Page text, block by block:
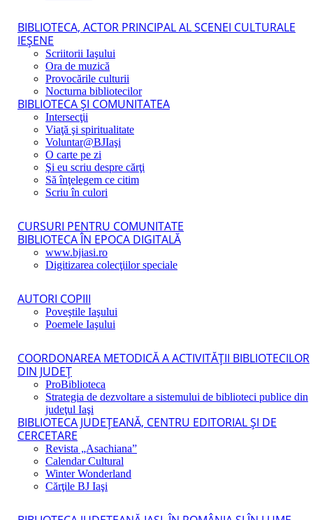
BIBLIOTECA, ACTOR PRINCIPAL AL SCENEI CULTURALE
IEŞENE
Scriitorii Iaşului
Ora de muzică
Provocările culturii
Nocturna bibliotecilor
BIBLIOTECA ŞI COMUNITATEA
Intersecţii
Viaţă şi spiritualitate
Voluntar@BJIaşi
O carte pe zi
Şi eu scriu despre cărţi
Să înţelegem ce citim
Scriu în culori
CURSURI PENTRU COMUNITATE
BIBLIOTECA ÎN EPOCA DIGITALĂ
www.bjiasi.ro
Digitizarea colecţiilor speciale
AUTORI COPIII
Poveştile Iaşului
Poemele Iaşului
COORDONAREA METODICĂ A ACTIVITĂŢII BIBLIOTECILOR
DIN JUDEŢ
ProBiblioteca
Strategia de dezvoltare a sistemului de biblioteci publice din
judeţul Iaşi
BIBLIOTECA JUDEŢEANĂ, CENTRU EDITORIAL ŞI DE
CERCETARE
Revista „Asachiana”
Calendar Cultural
Winter Wonderland
Cărţile BJ Iaşi